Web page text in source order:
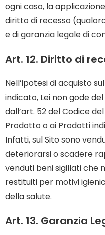
ogni caso, la
diritto di recesso
e di garanzia legale di
Art. 12. Diritto di
Nell’ipotesi di acquisto
indicato, Lei non gode
dall’art. 52 del Codice
Prodotto o ai Prodotti
Infatti, sul Sito sono
deteriorarsi o scadere
venduti beni sigillati che
restituiti per motivi
della salute.
Art. 13. Garanzia